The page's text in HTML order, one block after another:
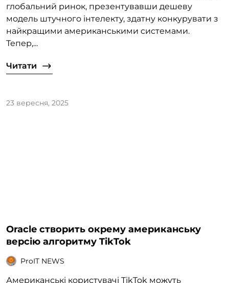
глобальний ринок, презентувавши дешеву
модель штучного інтелекту, здатну конкурувати з
найкращими американськими системами.
Тепер,...
Читати
23 вересня, 2025
Oracle створить окрему американську
версію алгоритму TikTok
ProIT NEWS
Американські користувачі TikTok можуть